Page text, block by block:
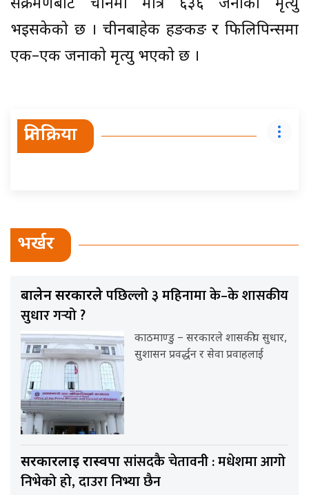
संक्रमणबाट चीनमा मात्रै ६३६ जनाको मृत्यु
भइसकेको छ । चीनबाहेक हङकङ र फिलिपिन्समा
एक–एक जनाको मृत्यु भएको छ ।
प्रतिक्रिया
भर्खर
बालेन सरकारलेपछिल्लो ३ महिनामा के–के शासकीय
सुधार गर्‍यो ?
काठमाण्डु – सरकारले शासकीय सुधार,
सुशासन प्रवर्द्धन र सेवा प्रवाहलाई
सरकारलाई रास्वपासांसदकै चेतावनी : मधेशमा आगो
निभेको हो, दाउरा निभ्या छैन